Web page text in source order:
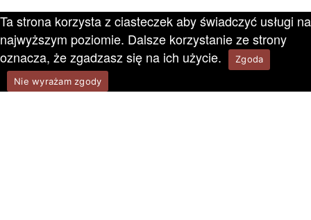
Ta strona korzysta z ciasteczek aby świadczyć usługi na
najwyższym poziomie. Dalsze korzystanie ze strony
oznacza, że zgadzasz się na ich użycie.
Zgoda
Nie wyrażam zgody